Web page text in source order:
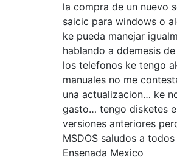
la compra de un nuevo
saicic para windows o
ke pueda manejar
hablando a ddemesis
los telefonos ke tengo
manuales no me
una actualizacion… ke
gasto… tengo disketes
versiones anteriores
MSDOS saludos a
Ensenada Mexico